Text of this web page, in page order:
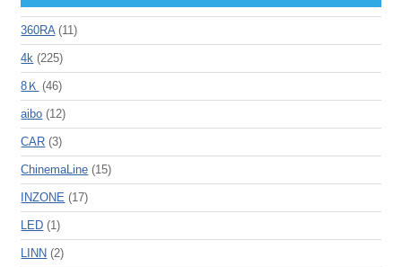
360RA (11)
4k (225)
8Ｋ (46)
aibo (12)
CAR (3)
ChinemaLine (15)
INZONE (17)
LED (1)
LINN (2)